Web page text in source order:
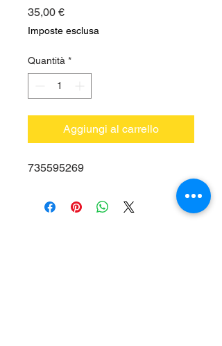
35,00 €Prezzo
Imposte esclusa
Quantità *
Aggiungi al carrello
735595269